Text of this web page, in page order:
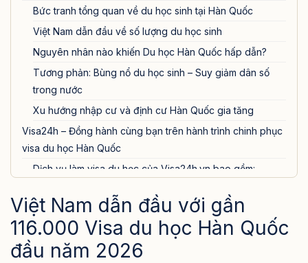
Bức tranh tổng quan về du học sinh tại Hàn Quốc
Việt Nam dẫn đầu về số lượng du học sinh
Nguyên nhân nào khiến Du học Hàn Quốc hấp dẫn?
Tương phản: Bùng nổ du học sinh – Suy giảm dân số
trong nước
Xu hướng nhập cư và định cư Hàn Quốc gia tăng
Visa24h – Đồng hành cùng bạn trên hành trình chinh phục
visa du học Hàn Quốc
Dịch vụ làm visa du học của Visa24h.vn bao gồm:
Việt Nam dẫn đầu với gần
116.000 Visa du học Hàn Quốc
đầu năm 2026